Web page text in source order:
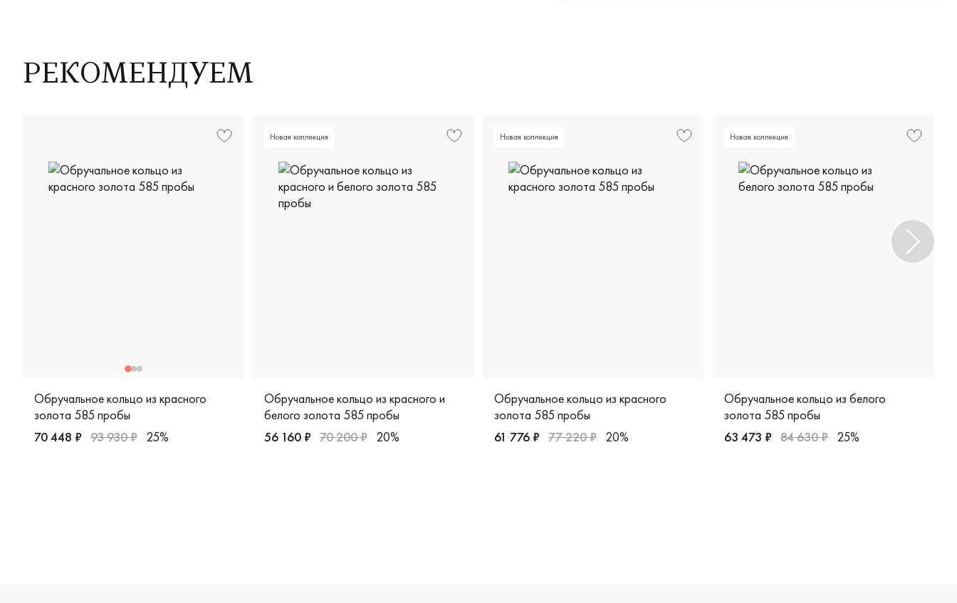
РЕКОМЕНДУЕМ
Обручальное кольцо из красного
золота 585 пробы
70 448 ₽ 93 930 ₽ 25%
Новая коллекция
Обручальное кольцо из красного и
белого золота 585 пробы
56 160 ₽ 70 200 ₽ 20%
Новая коллекция
Обручальное кольцо из красного
золота 585 пробы
61 776 ₽ 77 220 ₽ 20%
Новая коллекция
Обручальное кольцо из белого
золота 585 пробы
63 473 ₽ 84 630 ₽ 25%